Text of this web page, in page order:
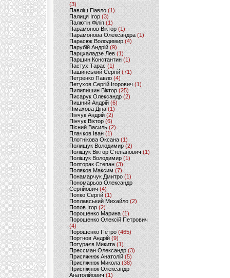
(3)
Павліш Павло(1)
Палиця Ігор (3)
Палютін Філіп(1)
Парамонов Віктор (1)
Парамонова Олександра(1)
Парасюк Володимир(4)
Парубій Андрій (9)
Парцхаладзе Лев (1)
Паршин Константин(1)
Пастух Тарас (1)
Пашинський Сергій (71)
Петренко Павло (4)
Петухов Сергій Ігорович (1)
Пилипишин Віктор(25)
Писарук Олександр(2)
Пишний Андрій (6)
Пімахова Діна(1)
Пінчук Андрій(2)
Пінчук Віктор (6)
Пісний Василь (2)
Плачков Іван(1)
Плотнікова Оксана (1)
Полищук Володимир(2)
Поліщук Віктор Степанович(1)
Поліщук Володимир (1)
Полторак Степан(3)
Поляков Максим (7)
Понамарчук Дмитро (1)
Пономарьов Олександр
Сергійович(4)
Попко Сергій (1)
Поплавський Михайло (2)
Попов Ігор(2)
Порошенко Марина (1)
Порошенко Олексій Петрович
(4)
Порошенко Петро (465)
Портнов Андрій (9)
Потураєв Микита(1)
Прессман Олександр(3)
Присяжнюк Анатолій (5)
Присяжнюк Микола (38)
Присяжнюк Олександр
Анатолійович (1)